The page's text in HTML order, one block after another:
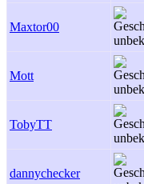
Maxtor00
Mott
TobyTT
dannychecker